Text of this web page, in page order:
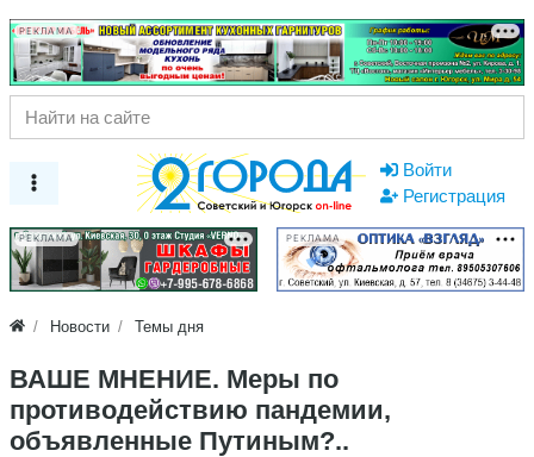
РЕКЛАМА
Войти
Регистрация
РЕКЛАМА РЕКЛАМА
Новости Темы дня
ВАШЕ МНЕНИЕ. Меры по
противодействию пандемии,
объявленные Путиным?..